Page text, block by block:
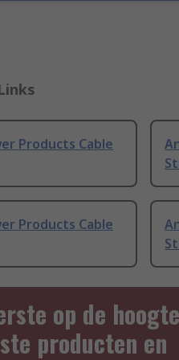
Products Cable
Products Cable
op de
producten en